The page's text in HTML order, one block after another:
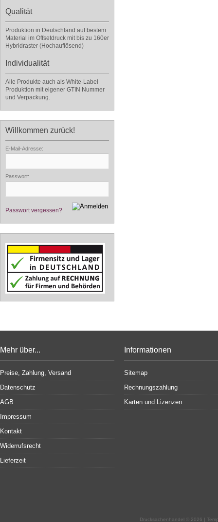
Qualität
Produktion in Deutschland auf bestem
Material im Offsetdruck mit bis zu 160er
Hybridraster (Hochauflösend)
Individualität
Alle Produkte auch als White-Label
Produktion mit eigener GTIN Nummer
und Verpackung.
Willkommen zurück!
E-Mail-Adresse:
Passwort:
Passwort vergessen?
Mehr über...
Preise, Zahlung, Versand
Datenschutz
AGB
Impressum
Kontakt
Widerrufsrecht
Lieferzeit
Informationen
Sitemap
Rechnungszahlung
Karten und Lizenzen
Drucksachenhandel © 2026 |